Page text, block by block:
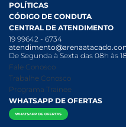
Arena Mais
Fácil Pra Pagar
Ofertas
Folheto
Nossas Lojas
Nossa História
Relatório Transparência Salarial
POLÍTICAS
Termos de uso
Política de Trocas e Devoluções
Política de Privacidade
Política Anticorrupção
Política de entrega e Retirada
Política de Pagamento
CÓDIGO DE CONDUTA
Código de conduta PDF
Canal de Denúncias
Canal de Denúncias da Mulher
CENTRAL DE ATENDIMENTO
19 99642 - 6734
De Segunda à Sexta das 08h às
Fale Conosco
Trabalhe Conosco
Programa Trainee
WHATSAPP DE OFERTAS